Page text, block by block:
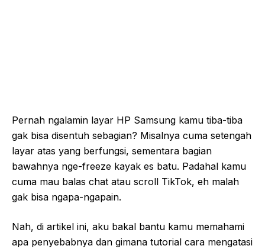
Pernah ngalamin layar HP Samsung kamu tiba-tiba
gak bisa disentuh sebagian? Misalnya cuma setengah
layar atas yang berfungsi, sementara bagian
bawahnya nge-freeze kayak es batu. Padahal kamu
cuma mau balas chat atau scroll TikTok, eh malah
gak bisa ngapa-ngapain.
Nah, di artikel ini, aku bakal bantu kamu memahami
apa penyebabnya dan gimana tutorial cara mengatasi